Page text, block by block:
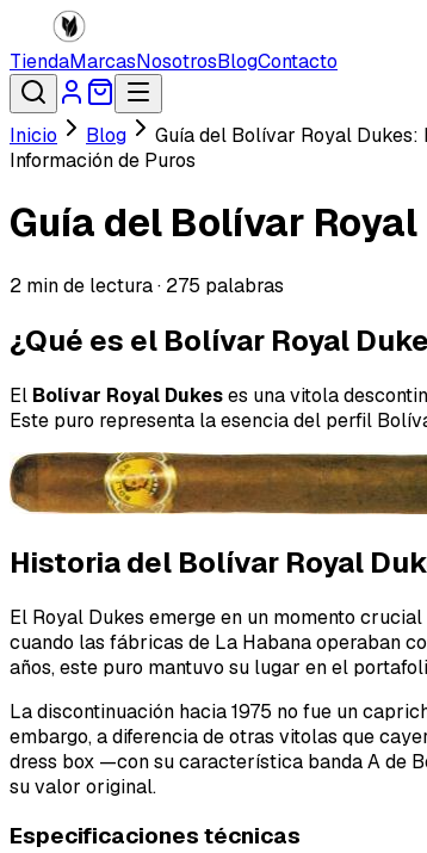
TiendaMarcasNosotrosBlogContacto
Inicio Blog
Guía del Bolívar Royal
Información de Puros
Guía del Bolívar
2 min de lectura · 275 palabras
¿Qué es el Bolívar Royal
El Bolívar Royal Dukeses una vitola
Este puro representa la esencia del perfil
Historia del Bolívar Royal
El Royal Dukes emerge en un momento
cuando las fábricas de La Habana operaban
años, este puro mantuvo su lugar en el
La discontinuación hacia 1975 no fue un
embargo, a diferencia de otras vitolas que
dress box —con su característica banda A de
su valor original.
Especificaciones técnicas